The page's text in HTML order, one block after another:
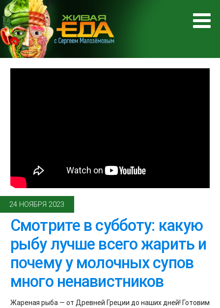
24 НОЯБРЯ 2023
Смотрите в субботу: какую
рыбу лучше всего жарить и
почему у молочных супов
много ненавистников
Жареная рыба — от Древней Греции до наших дней! Готовим